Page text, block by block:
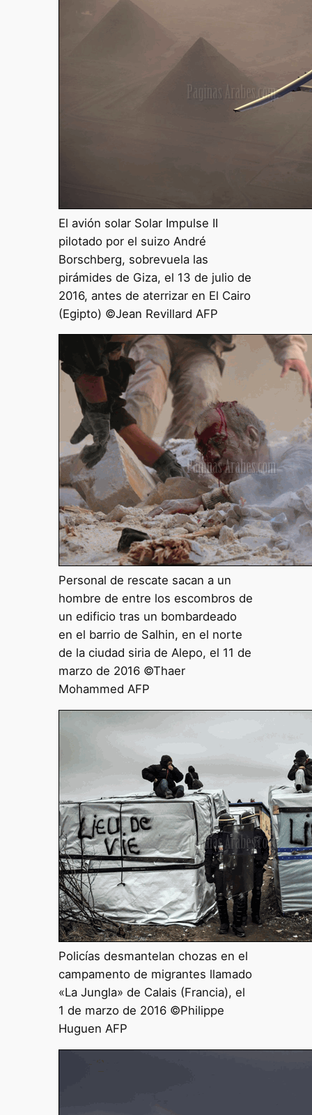
El avión solar Solar Impulse II
pilotado por el suizo André
Borschberg, sobrevuela las
pirámides de Giza, el 13 de julio de
2016, antes de aterrizar en El Cairo
(Egipto) ©Jean Revillard AFP
Personal de rescate sacan a un
hombre de entre los escombros de
un edificio tras un bombardeado
en el barrio de Salhin, en el norte
de la ciudad siria de Alepo, el 11 de
marzo de 2016 ©Thaer
Mohammed AFP
Policías desmantelan chozas en el
campamento de migrantes llamado
«La Jungla» de Calais (Francia), el
1 de marzo de 2016 ©Philippe
Huguen AFP